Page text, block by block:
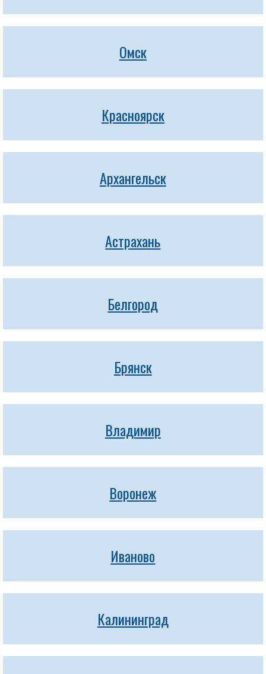
Омск
Красноярск
Архангельск
Астрахань
Белгород
Брянск
Владимир
Воронеж
Иваново
Калининград